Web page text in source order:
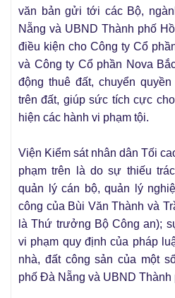
văn bản gửi tới các Bộ,
Nẵng và UBND Thành phố
điều kiện cho Công ty Cổ
và Công ty Cổ phần Nova
động thuê đất, chuyển
trên đất, giúp sức tích cực
hiện các hành vi phạm tội.
Viện Kiểm sát nhân dân Tối
phạm trên là do sự thiếu
quản lý cán bộ, quản lý
công của Bùi Văn Thành và
là Thứ trưởng Bộ Công an);
vi phạm quy định của pháp
nhà, đất công sản của một
phố Đà Nẵng và UBND Thành